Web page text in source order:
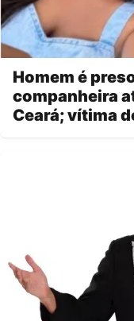
Homem é
companheira
Ceará; vítima